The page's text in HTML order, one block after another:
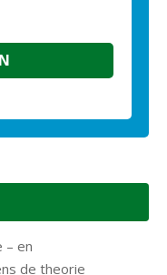
– en
de theorie